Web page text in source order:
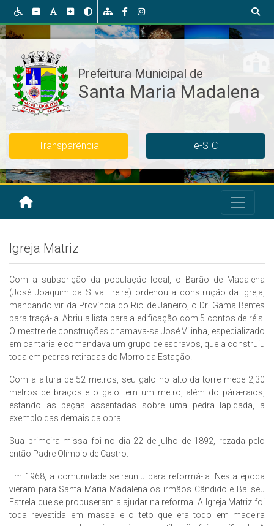
Transparência e-SIC
Igreja Matriz
Com a subscrição da população local, o Barão de Madalena
(José Joaquim da Silva Freire) ordenou a construção da igreja,
mandando vir da Província do Rio de Janeiro, o Dr. Gama Bentes
para traçá-la. Abriu a lista para a edificação com 5 contos de réis.
O mestre de construções chamava-se José Vilinha, especializado
em cantaria e comandava um grupo de escravos, que a construiu
toda em pedras retiradas do Morro da Estação.
Com a altura de 52 metros, seu galo no alto da torre mede 2,30
metros de braços e o galo tem um metro, além do pára-raios,
estando as peças assentadas sobre uma pedra lapidada, a
exemplo das demais da obra.
Sua primeira missa foi no dia 22 de julho de 1892, rezada pelo
então Padre Olímpio de Castro.
Em 1968, a comunidade se reuniu para reformá-la. Nesta época
vieram para Santa Maria Madalena os irmãos Cândido e Baliseu
Estrela que se propuseram a ajudar na reforma. A Igreja Matriz foi
toda revestida em massa e o teto que era todo em madeira